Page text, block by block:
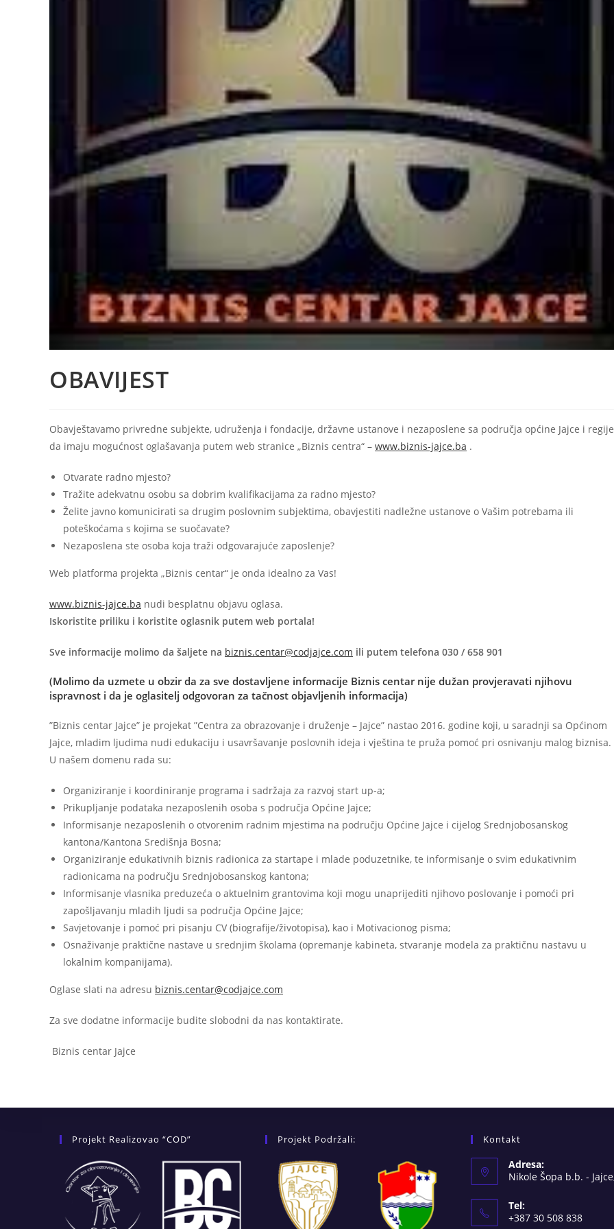
OBAVIJEST
Obavještavamo privredne subjekte, udruženja i fondacije, državne ustanove i nezaposlene sa područja općine Jajce i
da imaju mogućnost oglašavanja putem web stranice „Biznis centra“ – www.biznis-jajce.ba .
Otvarate radno mjesto?
Tražite adekvatnu osobu sa dobrim kvalifikacijama za radno mjesto?
Želite javno komunicirati sa drugim poslovnim subjektima, obavjestiti nadležne ustanove o Vašim potrebama ili
poteškoćama s kojima se suočavate?
Nezaposlena ste osoba koja traži odgovarajuće zaposlenje?
Web platforma projekta „Biznis centar“ je onda idealno za Vas!
www.biznis-jajce.ba nudi besplatnu objavu oglasa.
Iskoristite priliku i koristite oglasnik putem web portala!
Sve informacije molimo da šaljete na biznis.centar@codjajce.com ili putem telefona 030 / 658 901
(Molimo da uzmete u obzir da za sve dostavljene informacije Biznis centar nije dužan provjeravati njihovu
ispravnost i da je oglasitelj odgovoran za tačnost objavljenih informacija)
”Biznis centar Jajce” je projekat ”Centra za obrazovanje i druženje – Jajce” nastao 2016. godine koji, u saradnji sa Općinom
Jajce, mladim ljudima nudi edukaciju i usavršavanje poslovnih ideja i vještina te pruža pomoć pri osnivanju malog biznisa.
U našem domenu rada su:
Organiziranje i koordiniranje programa i sadržaja za razvoj start up-a;
Prikupljanje podataka nezaposlenih osoba s područja Općine Jajce;
Informisanje nezaposlenih o otvorenim radnim mjestima na području Općine Jajce i cijelog Srednjobosanskog
kantona/Kantona Središnja Bosna;
Organiziranje edukativnih biznis radionica za startape i mlade poduzetnike, te informisanje o svim edukativnim
radionicama na području Srednjobosanskog kantona;
Informisanje vlasnika preduzeća o aktuelnim grantovima koji mogu unaprijediti njihovo poslovanje i pomoći pri
zapošljavanju mladih ljudi sa područja Općine Jajce;
Savjetovanje i pomoć pri pisanju CV (biografije/životopisa), kao i Motivacionog pisma;
Osnaživanje praktične nastave u srednjim školama (opremanje kabineta, stvaranje modela za praktičnu nastavu u
lokalnim kompanijama).
Oglase slati na adresu biznis.centar@codjajce.com
Za sve dodatne informacije budite slobodni da nas kontaktirate.
Biznis centar Jajce
Projekt Realizovao “COD” Projekt Podržali: Kontakt
Adresa:
Nikole Šopa b.b. -
Tel:
+387 30 508 838